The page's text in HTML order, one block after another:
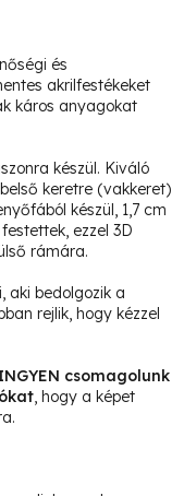
és
akrilfestékeket
káros anyagokat
készül. Kiváló
keretre (vakkeret)
készül, 1,7 cm
ezzel 3D
rámára.
aki bedolgozik a
rejlik, hogy kézzel
csomagolunk
, hogy a képet